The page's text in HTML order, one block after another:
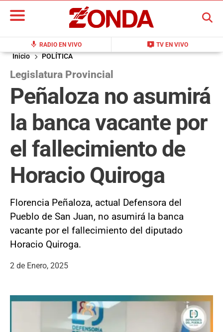
mic RADIO EN VIVO live_tv TV EN VIVO
BUSCAR
Inicio POLÍTICA
Legislatura Provincial
Peñaloza no asumirá
la banca vacante por
el fallecimiento de
Horacio Quiroga
Florencia Peñaloza, actual Defensora del
Pueblo de San Juan, no asumirá la banca
vacante por el fallecimiento del diputado
Horacio Quiroga.
2 de Enero, 2025